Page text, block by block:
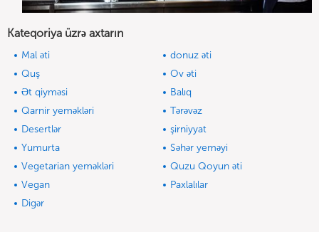
Kateqoriya üzrə axtarın
Mal əti
donuz əti
Quş
Ov əti
Ət qiyməsi
Balıq
Qarnir yeməkləri
Tərəvəz
Desertlər
şirniyyat
Yumurta
Səhər yeməyi
Vegetarian yeməkləri
Quzu Qoyun əti
Vegan
Paxlalılar
Digər